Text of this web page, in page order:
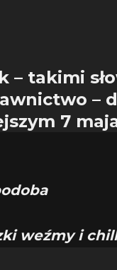
– takimi
–
7
weźmy i